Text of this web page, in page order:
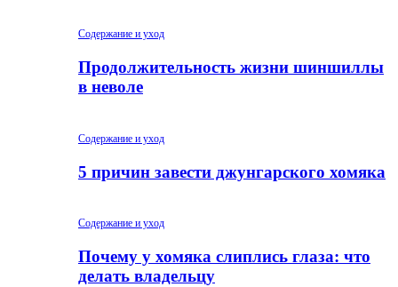
Содержание и уход
Продолжительность жизни шиншиллы
в неволе
Содержание и уход
5 причин завести джунгарского хомяка
Содержание и уход
Почему у хомяка слиплись глаза: что
делать владельцу